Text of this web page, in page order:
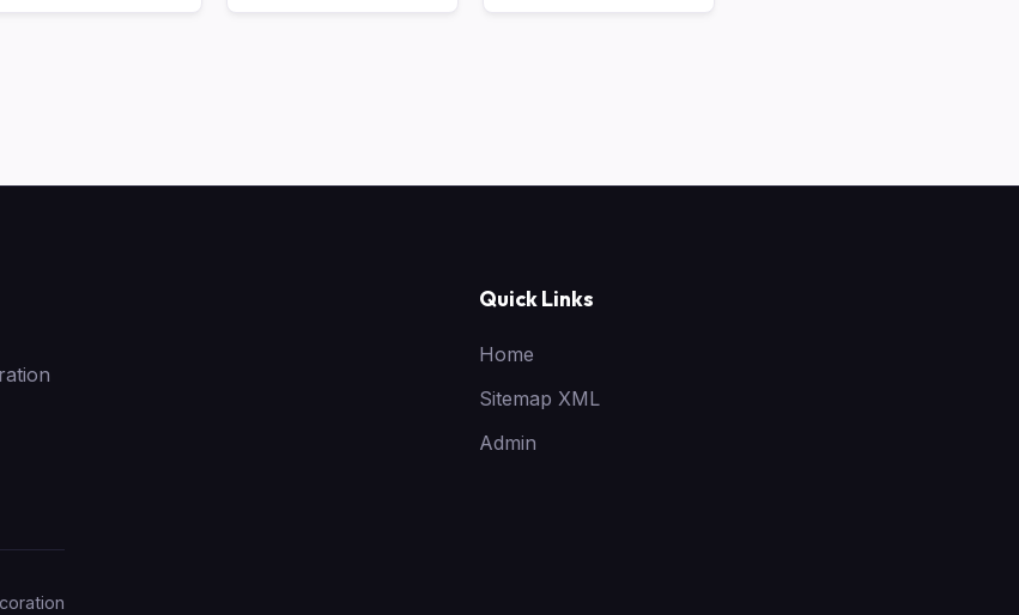
Quick Links
Home
Sitemap XML
Admin